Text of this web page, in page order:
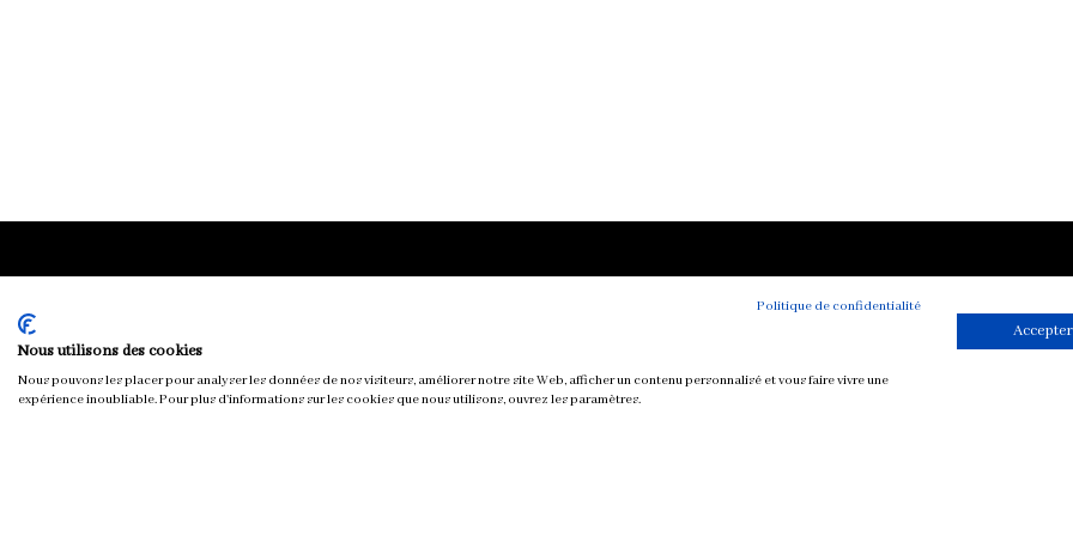
végétariennes
Petit-déjeuner
Politique de confidentialité
Nous utilisons des cookies
Nous pouvons les placer pour analyser les données de nos visiteurs, améliorer notre site Web, afficher un contenu personnalisé et vous faire vivre une
expérience inoubliable. Pour plus d'informations sur les cookies que nous utilisons, ouvrez les paramètres.